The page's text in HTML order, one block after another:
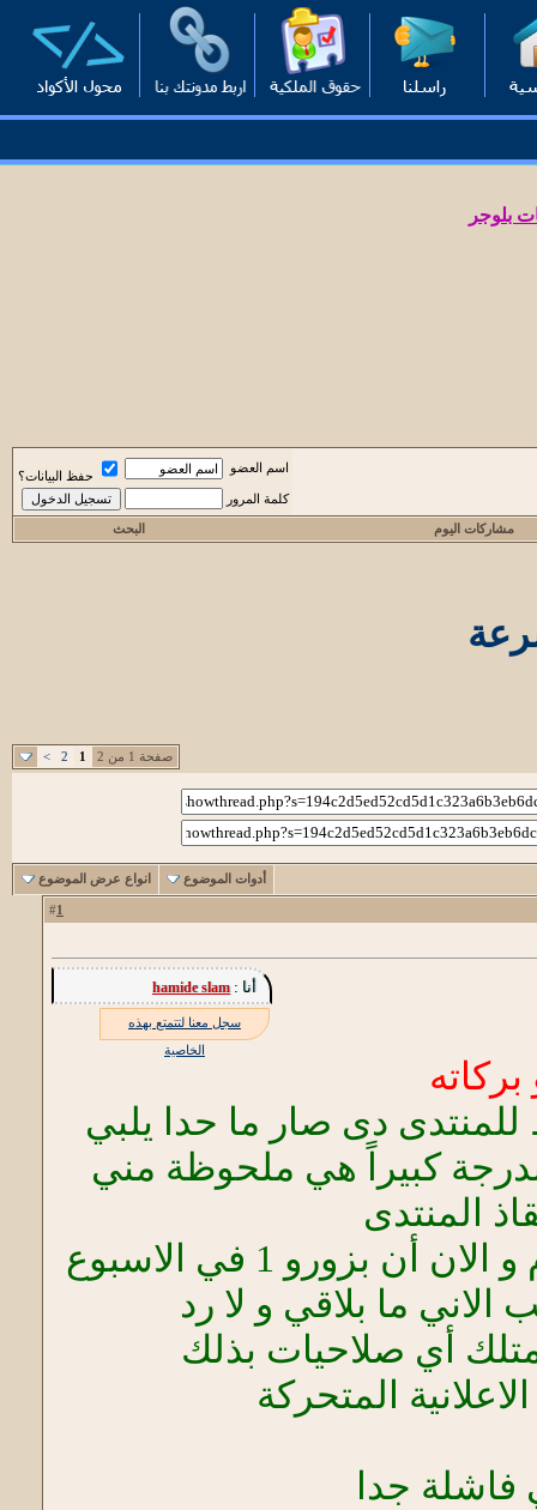
بلوجر
اسم العضو
حفظ البيانات؟
كلمة المرور
مشاركات اليوم البحث
صفحة 1 من 2 1
2
>
أدوات الموضوع انواع عرض الموضوع
1
أنا :hamide slam
سجل معنا لتتمتع بهذه
الخاصية
دى صار ما حدا يلبي
كبيراً هي ملحوظة مني
المنتدى
قبل أن يذهب كل زواره أن كنت بزور المعهد كل يوم و الان أن بزورو 1 في الاسبوع
أي صلاحيات بذلك
المتحركة
فاشلة جدا